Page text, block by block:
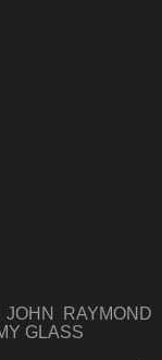
RAYMOND
GLASS